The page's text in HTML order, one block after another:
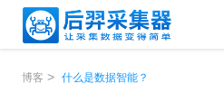
博客 > 什么是数据智能？